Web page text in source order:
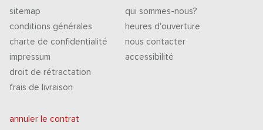
sitemap
conditions générales
charte de confidentialité
impressum
droit de rétractation
frais de livraison
qui sommes-nous?
heures d'ouverture
nous contacter
accessibilité
annuler le contrat